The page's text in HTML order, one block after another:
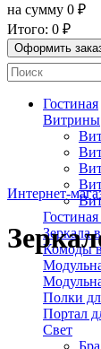
на сумму 0 ₽
Итого: 0 ₽
Гостиная
Витрины
Зеркала
Комоды
Полки
Портал
Свет
Интернет-